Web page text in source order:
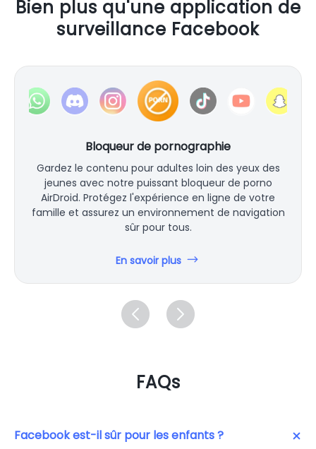
Bien plus qu'une application de
surveillance Facebook
Bloqueur de pornographie
Gardez le contenu pour adultes loin des yeux des
jeunes avec notre puissant bloqueur de porno
AirDroid. Protégez l'expérience en ligne de votre
famille et assurez un environnement de navigation
sûr pour tous.
En savoir plus
FAQs
Facebook est-il sûr pour les enfants ?